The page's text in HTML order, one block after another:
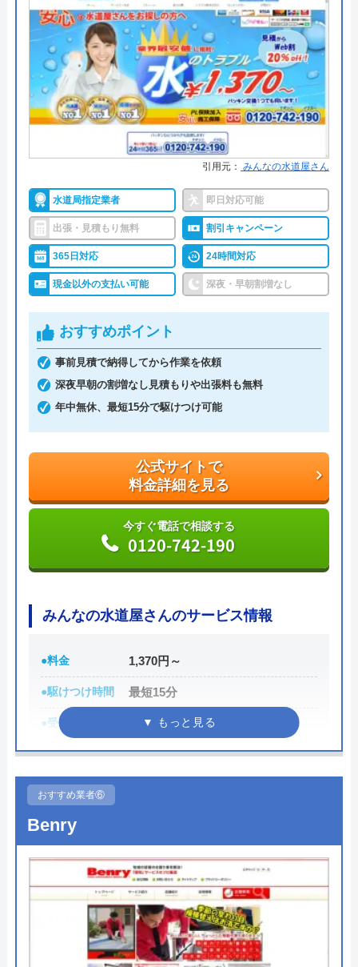
運営会社 株式会社シンエイ
代表者 木原朗広
創業・設立 2004年3月創業
所在地
〒540-0012
大阪府大阪市中央区谷町2-4-3 アイエ
スビル9F
●累計実績
お問い合わせ件数約200,000件、ご
訪問件数約120,000件
●保証・保険 安心補償1～5年の補償
詳細は公式HPでご確認ください
水道1番館がおすすめの理由
水道1番館は全国の水道トラブルに対応している業
者で、全国各所の最寄りの営業所から最短30分で現
場まで駆け付けてくれます。
施工対応時間は7:00～24:00までと幅広く、これ以外
で、緊急時のトラブルでも安心です。
見積もりは無料で実施しているので、お気軽にご依
頼ください。
公式サイトで
料金詳細を見る
今すぐ電話で相談する
0120-191-084
運営会社 株式会社マック
代表者 庄司良明
所在地
〒106-0032
東京都港区六本木5-10-33
引用元： みんなの水道屋さん
水道局指定業者 即日対応可能
出張・見積もり無料 割引キャンペーン
365日対応 24時間対応
現金以外の支払い可能 深夜・早朝割増なし
おすすめポイント
事前見積で納得してから作業を依頼
深夜早朝の割増なし見積もりや出張料も無料
年中無休、最短15分で駆けつけ可能
公式サイトで
料金詳細を見る
今すぐ電話で相談する
0120-742-190
みんなの水道屋さんのサービス情報
●料金 1,370円～
●駆けつけ時間 最短15分
●受付時間 24時間
●定休日 年中無休
●累計実績
みんなの水道屋さんがおすすめの理由
みんなの水道屋さんは、基本料金1,370円から水道修
理を行っている水道局指定業者です。年中無休で受
け付けしており、最短15分で駆けつけてくれます。
おすすめ業者⑥
Benry